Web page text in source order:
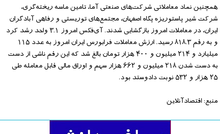
همچنین نماد معاملاتی شرکت‌های صنعتی آما، تامین ماسه ریخته‌گری،
شرکت شیر پاستوریزه پگاه اصفهان، مجتمع‌های توریستی و رفاهی آبادگران
ایران، در معاملات امروز بازگشایی شدند. آی‌فکس امروز ۳.۱ واحد رشد کرد
و به رقم ۸۱۸.۳ رسید. ارزش معاملات فرابورس ایران امروز به عدد ۱۱۵
میلیارد و ۲۱۴ میلیون و ۴۰۰ هزار تومان بالغ شد که این رقم ناشی از دست
به دست شدن ۲۱۸ میلیون و ۶۶۲ هزار سهم و اوراق مالی قابل معامله طی
۲۵ هزار و ۵۳۲ نوبت دادوستد بود.
منبع: اقتصادآنلاین